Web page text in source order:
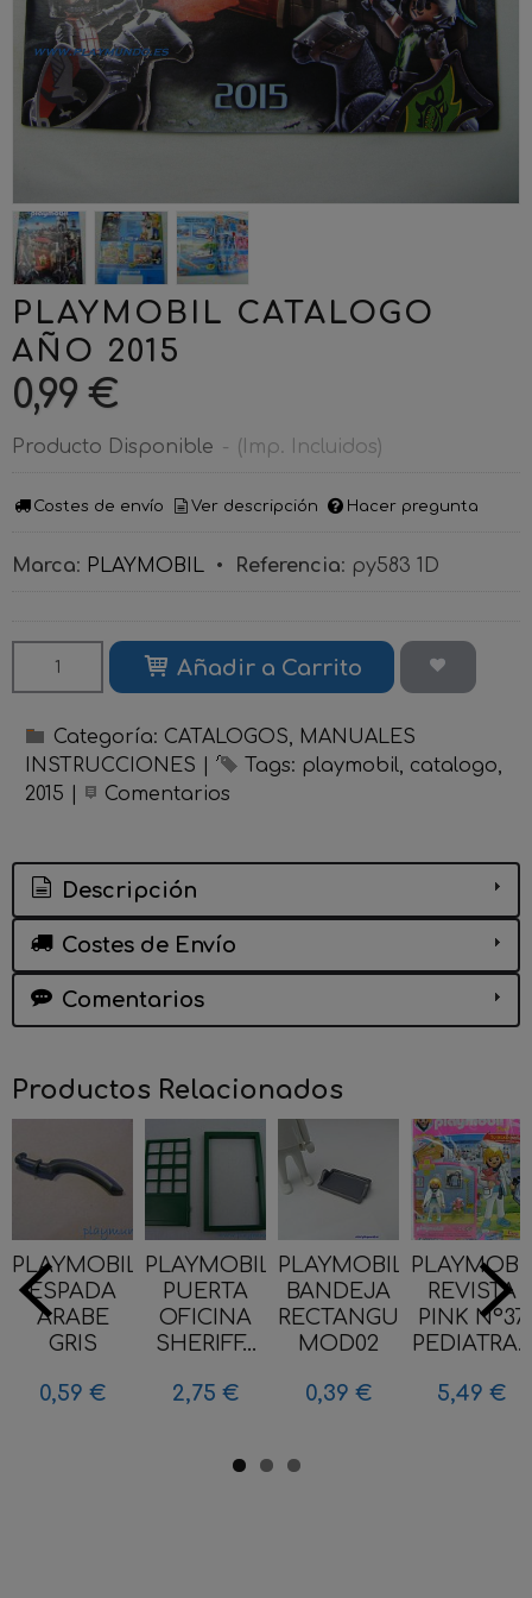
PLAYMOBIL CATALOGO
AÑO 2015
0,99 €
Producto Disponible - (Imp. Incluidos)
Costes de envío Ver descripción Hacer pregunta
Marca: PLAYMOBIL • Referencia: py583 1D
Añadir a Carrito
Categoría: CATALOGOS, MANUALES
INSTRUCCIONES
Tags: playmobil catalogo
2015
Comentarios
Descripción
Costes de Envío
Comentarios
Productos Relacionados
PLAYMOBIL
ESPADA
ARABE
GRIS
0,59 €
PLAYMOBIL
PUERTA
OFICINA
SHERIFF...
2,75 €
PLAYMOBIL
BANDEJA
RECTANGULAR
MOD02
0,39 €
REVISTA
PINK Nº37
PEDIATRA...
5,49 €